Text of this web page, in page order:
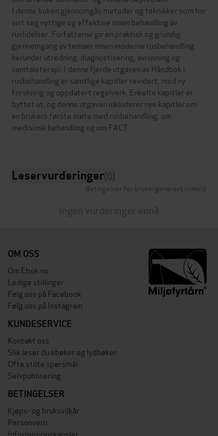
I denne boken gjennomgås metoder og teknikker som har
vist seg nyttige og effektive innen behandling av
ruslidelser. Forfatterne gir en praktisk og grundig
gjennomgang av temaer innen moderne rusbehandling,
herunder utredning, diagnostisering, avrusning og
samtaleterapi. I denne fjerde utgaven av Håndbok i
rusbehandling er samtlige kapitler revidert, med ny
forskning og oppdatert regelverk. Enkelte kapitler er
byttet ut, og denne utgaven inkluderer nye kapitler om
en brukers første møte med rusbehandling, om
medisinsk behandling og om FACT.
Leservurderinger(0)
Betingelser for brukergenerert innhold
Ingen vurderinger ennå
OM OSS
Om Ebok.no
Ledige stillinger
Følg oss på Facebook
Følg oss på Instagram
KUNDESERVICE
Kontakt oss
Slik leser du ebøker og lydbøker
Ofte stilte spørsmål
Selvpublisering
BETINGELSER
Kjøps- og bruksvilkår
Personvern
Informasjonskapsler